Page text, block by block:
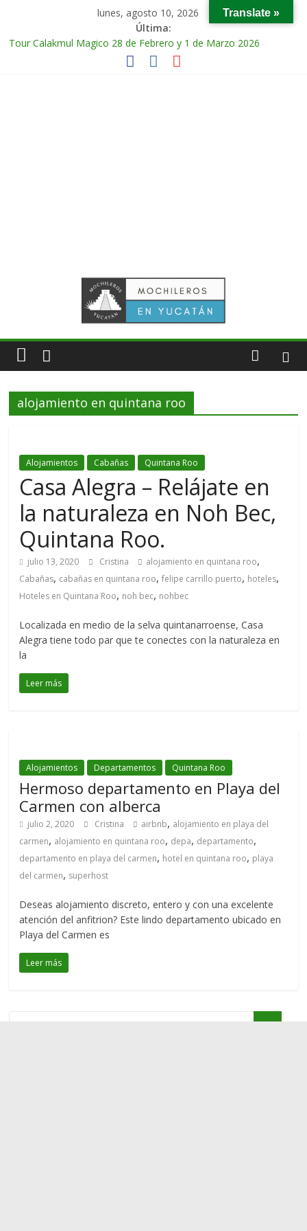
lunes, agosto 10, 2026
Última:
Tour Calakmul Magico 28 de Febrero y 1 de Marzo 2026
Tour Arco del Tiempo en Chiapas 13 al 15 de Marzo 2026
alojamiento en quintana roo
Alojamientos Cabañas Quintana Roo
Casa Alegra – Relájate en
la naturaleza en Noh Bec,
Quintana Roo.
julio 13, 2020 Cristina alojamiento en quintana roo,
Cabañas, cabañas en quintana roo,felipe carrillo puerto, hoteles,
Hoteles en Quintana Roo, noh bec, nohbec
Localizada en medio de la selva quintanarroense, Casa
Alegra tiene todo par que te conectes con la naturaleza en
la
Leer más
Alojamientos Departamentos Quintana Roo
Hermoso departamento en Playa del
Carmen con alberca
julio 2, 2020 Cristina airbnb, alojamiento en playa del
carmen, alojamiento en quintana roo, depa, departamento,
departamento en playa del carmen, hotel en quintana roo, playa
del carmen, superhost
Deseas alojamiento discreto, entero y con una excelente
atención del anfitrion? Este lindo departamento ubicado en
Playa del Carmen es
Leer más
Translate »